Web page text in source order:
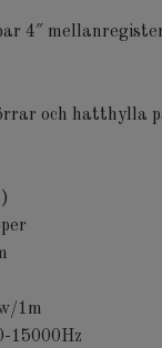
4″
och hatthylla
1m
15000Hz